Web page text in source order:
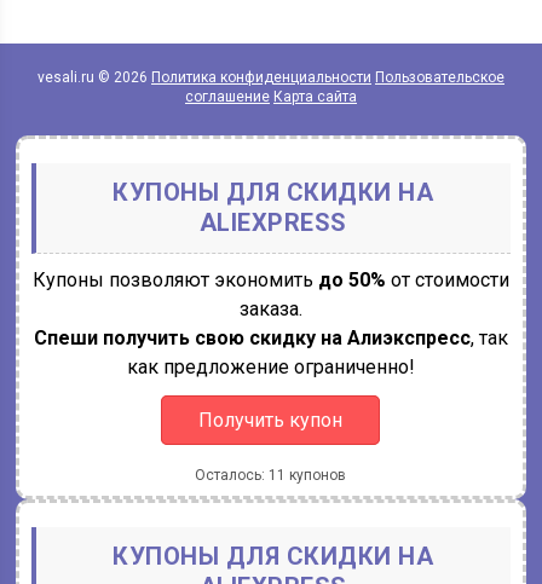
vesali.ru © 2026 Политика конфиденциальности Пользовательское
соглашение Карта сайта
КУПОНЫ ДЛЯ СКИДКИ НА
ALIEXPRESS
Купоны позволяют экономить до 50% от стоимости
заказа.
Спеши получить свою скидку на Алиэкспресс, так
как предложение ограниченно!
Получить купон
Осталось: 11 купонов
КУПОНЫ ДЛЯ СКИДКИ НА